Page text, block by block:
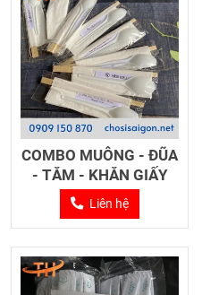
COMBO MUỖNG - ĐŨA
- TĂM - KHĂN GIẤY
Liên hệ